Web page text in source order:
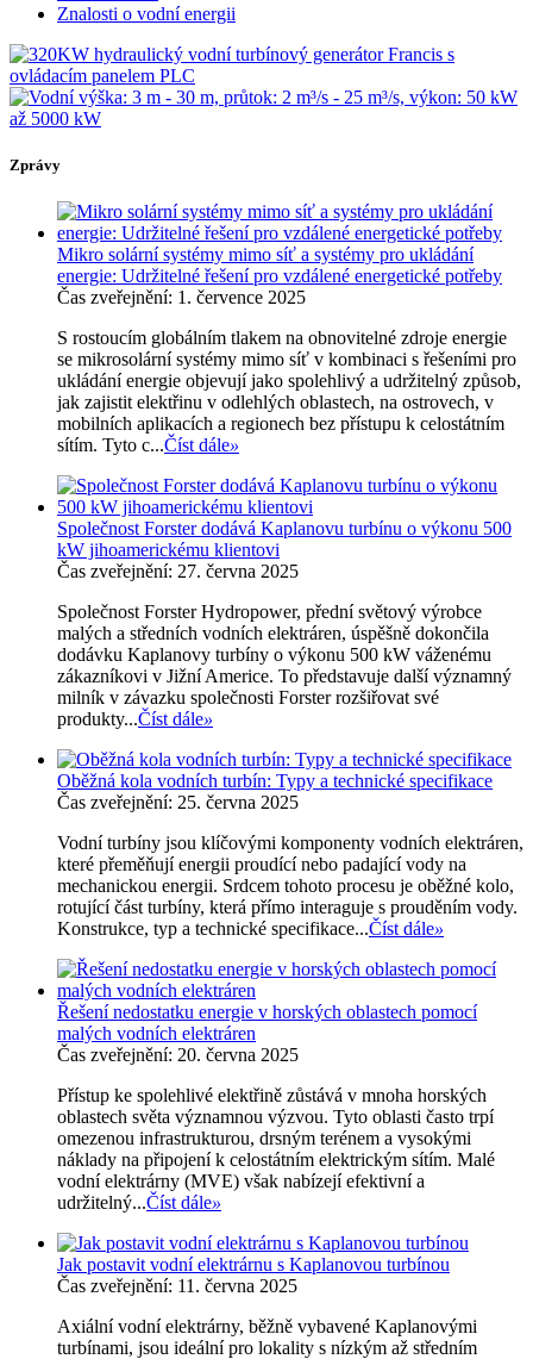
Znalosti o vodní energii
Zprávy
Mikro solární systémy mimo síť a systémy pro ukládání
energie: Udržitelné řešení pro vzdálené energetické potřeby
Čas zveřejnění: 1. července 2025
S rostoucím globálním tlakem na obnovitelné zdroje energie
se mikrosolární systémy mimo síť v kombinaci s řešeními pro
ukládání energie objevují jako spolehlivý a udržitelný způsob,
jak zajistit elektřinu v odlehlých oblastech, na ostrovech, v
mobilních aplikacích a regionech bez přístupu k celostátním
sítím. Tyto c...Číst dále»
Společnost Forster dodává Kaplanovu turbínu o výkonu 500
kW jihoamerickému klientovi
Čas zveřejnění: 27. června 2025
Společnost Forster Hydropower, přední světový výrobce
malých a středních vodních elektráren, úspěšně dokončila
dodávku Kaplanovy turbíny o výkonu 500 kW váženému
zákazníkovi v Jižní Americe. To představuje další významný
milník v závazku společnosti Forster rozšiřovat své
produkty...Číst dále»
Oběžná kola vodních turbín: Typy a technické specifikace
Čas zveřejnění: 25. června 2025
Vodní turbíny jsou klíčovými komponenty vodních elektráren,
které přeměňují energii proudící nebo padající vody na
mechanickou energii. Srdcem tohoto procesu je oběžné kolo,
rotující část turbíny, která přímo interaguje s prouděním vody.
Konstrukce, typ a technické specifikace...Číst dále»
Řešení nedostatku energie v horských oblastech pomocí
malých vodních elektráren
Čas zveřejnění: 20. června 2025
Přístup ke spolehlivé elektřině zůstává v mnoha horských
oblastech světa významnou výzvou. Tyto oblasti často trpí
omezenou infrastrukturou, drsným terénem a vysokými
náklady na připojení k celostátním elektrickým sítím. Malé
vodní elektrárny (MVE) však nabízejí efektivní a
udržitelný...Číst dále»
Jak postavit vodní elektrárnu s Kaplanovou turbínou
Čas zveřejnění: 11. června 2025
Axiální vodní elektrárny, běžně vybavené Kaplanovými
turbínami, jsou ideální pro lokality s nízkým až středním